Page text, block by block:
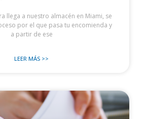
llega a nuestro almacén en Miami, se
por el que pasa tu encomienda y
a partir de ese
LEER MÁS >>